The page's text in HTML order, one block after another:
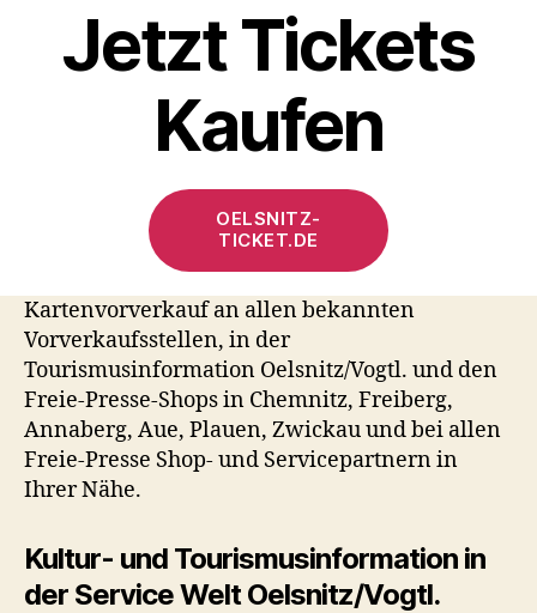
Jetzt Tickets
Kaufen
OELSNITZ-
TICKET.DE
Kartenvorverkauf an allen bekannten
Vorverkaufsstellen, in der
Tourismusinformation Oelsnitz/Vogtl. und den
Freie-Presse-Shops in Chemnitz, Freiberg,
Annaberg, Aue, Plauen, Zwickau und bei allen
Freie-Presse Shop- und Servicepartnern in
Ihrer Nähe.
Kultur- und Tourismusinformation in
der Service Welt Oelsnitz/Vogtl.